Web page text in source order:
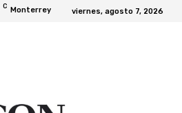
C Monterrey viernes, agosto 7, 2026